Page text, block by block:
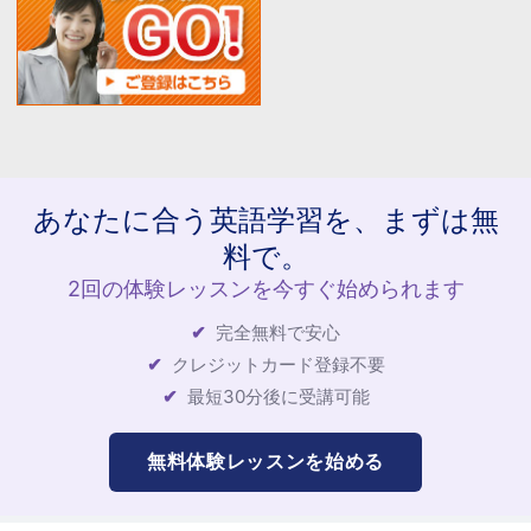
あなたに合う英語学習を、まずは無
料で。
2回の体験レッスンを今すぐ始められます
完全無料で安心
クレジットカード登録不要
最短30分後に受講可能
無料体験レッスンを始める